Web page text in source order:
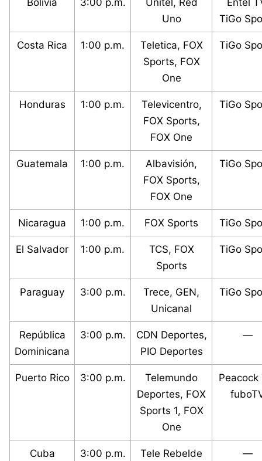
Uno
TiGo
Costa Rica 1:00 p.m.
Teletica, FOX
Sports, FOX
One
TiGo
Honduras 1:00 p.m.
Televicentro,
FOX Sports,
FOX One
TiGo
Guatemala 1:00 p.m.
Albavisión,
FOX Sports,
FOX One
TiGo
Nicaragua 1:00 p.m. FOX Sports TiGo
El Salvador 1:00 p.m.
TCS, FOX
Sports
TiGo
Paraguay 3:00 p.m.
Trece, GEN,
Unicanal
TiGo
República
Dominicana
3:00 p.m.
CDN Deportes,
PIO Deportes
—
Puerto Rico 3:00 p.m.
Telemundo
Deportes, FOX
Sports 1, FOX
One
Peacock
Cuba 3:00 p.m. Tele Rebelde —